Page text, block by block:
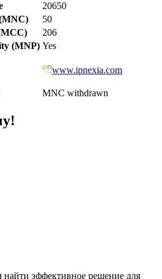
20650
50
206
(MNP) Yes
www.ipnexia.com
MNC withdrawn
эффективное решение для